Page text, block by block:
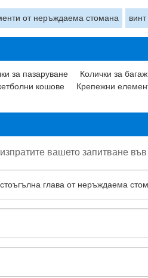
от неръждаема стомана винт
за пазаруване Колички за багаж
кошове Крепежни
вашето запитване